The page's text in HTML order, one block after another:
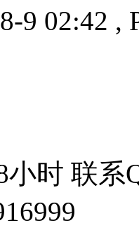
9 02:42 ,
小时 联系